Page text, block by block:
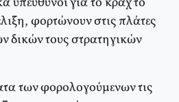
φορτώνουν στις πλάτες
δικών τους στρατηγικών
των φορολογούμενων τις